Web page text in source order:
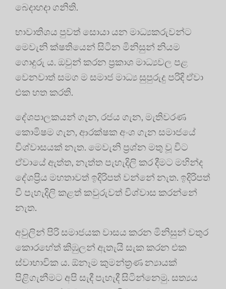
බෙදාහදා ගනිති.
භාවාතිශය පුවත් සොයා යන මාධ්‍යකරුවන්ට
මෙවැනි ක්ෂතියෙන් සිටින මිනිසුන් නියම
ගොදුරු ය. ඔවුන් කරන ප්‍රකාශ මාධ්‍යවල පළ
වෙනවාත් සමග ම සමාජ මාධ්‍ය සුපුරුදු පරිදි ඒවා
එක හත කරති.
දේශපාලකයන් ගැන, රජය ගැන, මැතිවරණ
කොමිෂම ගැන, ආරක්ෂක අංශ ගැන සමාජයේ
විශ්වාසයක් නැත. මෙවැනි ප්‍රශ්න මතු වූ විට
ඒවායේ ඇත්ත, නැත්ත පැහැදිලි කර දීමට මහින්ද
දේශප්‍රිය මහතාවත් ඉදිරිපත් වන්නේ නැත. ඉදිරිපත්
වී පැහැදිලි කළත් කවුරුවත් විශ්වාස කරන්නේ
නැත.
අවුලින් පිරි සමාජයක වාසය කරන මිනිසුන් වතුර
කොරහේත් කිඹුලන් ඇතැයි සැක කරන එක
ස්වාභාවික ය. ඕනෑම කුමන්ත්‍රණ න්‍යායක්
පිළිගැනීමට අපි සැදී පැහැදී සිටින්නෙමු. සත්‍යය